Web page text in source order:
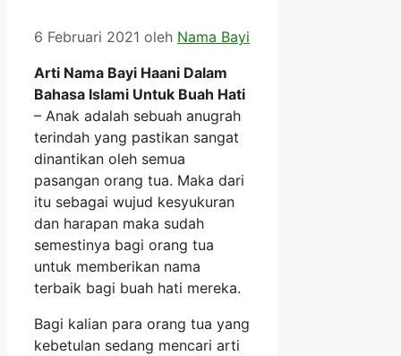
6 Februari 2021 oleh Nama Bayi
Arti Nama Bayi Haani Dalam
Bahasa Islami Untuk Buah Hati
– Anak adalah sebuah anugrah
terindah yang pastikan sangat
dinantikan oleh semua
pasangan orang tua. Maka dari
itu sebagai wujud kesyukuran
dan harapan maka sudah
semestinya bagi orang tua
untuk memberikan nama
terbaik bagi buah hati mereka.
Bagi kalian para orang tua yang
kebetulan sedang mencari arti